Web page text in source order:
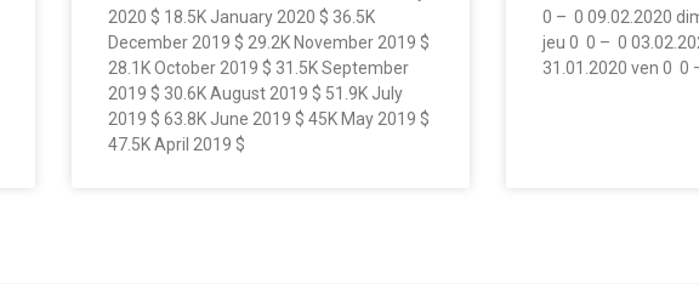
2020 $ 18.5K January 2020 $ 36.5K
December 2019 $ 29.2K November 2019 $
28.1K October 2019 $ 31.5K September
2019 $ 30.6K August 2019 $ 51.9K July
2019 $ 63.8K June 2019 $ 45K May 2019 $
47.5K April 2019 $
0 –  0 09.02.2020
jeu 0  0 –  0
31.01.2020 ven 0  0